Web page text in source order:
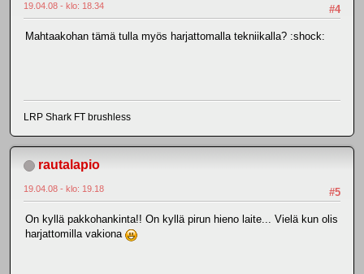
#4
19.04.08 - klo: 18.34
Mahtaakohan tämä tulla myös harjattomalla tekniikalla? :shock:
LRP Shark FT brushless
rautalapio
#5
19.04.08 - klo: 19.18
On kyllä pakkohankinta!! On kyllä pirun hieno laite... Vielä kun olis
harjattomilla vakiona